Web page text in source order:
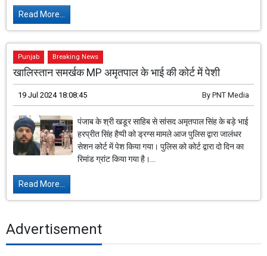
Read More...
Punjab Breaking News
खालिस्तान समर्खक MP अमृतपाल के भाई की कोर्ट में पेशी
19 Jul 2024 18:08:45 By PNT Media
पंजाब के श्री खडूर साहिब से सांसद अमृतपाल सिंह के बड़े भाई
हरप्रीत सिंह हैप्पी को ड्रग्स मामले आज पुलिस द्वारा जालंधर
सेशन कोर्ट में पेश किया गया। पुलिस को कोर्ट द्वारा दो दिन का
रिमांड ग्रांट किया गया है।...
Read More...
Advertisement